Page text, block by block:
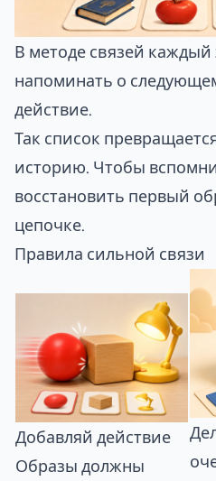
В методе связей каждый
напоминать о
действие.
Так список
историю. Чтобы
восстановить первый
цепочке.
Правила сильной связи
Добавляй действие
Образы должны